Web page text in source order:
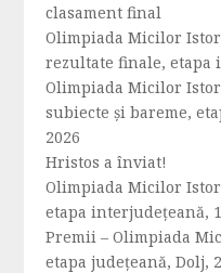
clasament final
Olimpiada Micilor
rezultate finale, etapa
Olimpiada Micilor
subiecte și bareme,
2026
Hristos a înviat!
Olimpiada Micilor
etapa interjudețeană,
Premii – Olimpiada
etapa județeană, Dolj,